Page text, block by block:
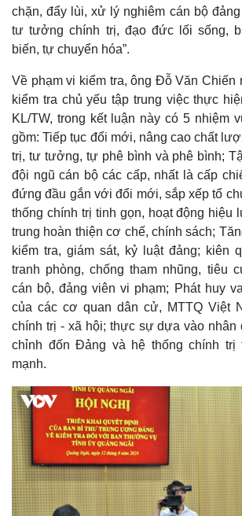
Thế giới
Quan sát
Cuộc sống đó đây
Hồ sơ
Video
Ảnh
E-
chặn, đẩy lùi, xử lý nghiêm cán bộ
tư tưởng chính trị, đạo đức lối sống,
biến, tự chuyển hóa”.
Về phạm vi kiểm tra, ông Đỗ Văn Chiến
kiểm tra chủ yếu tập trung việc thực
KL/TW, trong kết luận này có 5 nhiệm
gồm: Tiếp tục đổi mới, nâng cao chất
trị, tư tưởng, tự phê bình và phê bình;
đội ngũ cán bộ các cấp, nhất là cấp
đứng đầu gắn với đổi mới, sắp xếp tổ
thống chính trị tinh gọn, hoạt động hiệu
trung hoàn thiện cơ chế, chính sách;
kiểm tra, giám sát, kỷ luật đảng; kiên
tranh phòng, chống tham nhũng, tiêu
cán bộ, đảng viên vi phạm; Phát huy
của các cơ quan dân cử, MTTQ Việt
chính trị - xã hội; thực sự dựa vào nhân
chỉnh đốn Đảng và hệ thống chính trị
mạnh.